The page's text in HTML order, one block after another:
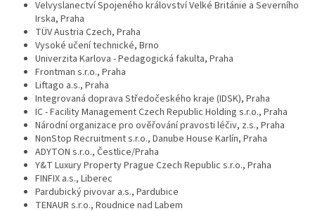
Velvyslanectví Spojeného království Velké Británie a Severního
Irska, Praha
TÜV Austria Czech, Praha
Vysoké učení technické, Brno
Univerzita Karlova - Pedagogická fakulta, Praha
Frontman s.r.o., Praha
Liftago a.s., Praha
Integrovaná doprava Středočeského kraje (IDSK), Praha
IC - Facility Management Czech Republic Holding s.r.o., Praha
Národní organizace pro ověřování pravosti léčiv, z.s., Praha
NonStop Recruitment s.r.o., Danube House Karlín, Praha
ADYTON s.r.o., Čestlice/Praha
Y&T Luxury Property Prague Czech Republic s.r.o., Praha
FINFIX a.s., Liberec
Pardubický pivovar a.s., Pardubice
TENAUR s.r.o., Roudnice nad Labem